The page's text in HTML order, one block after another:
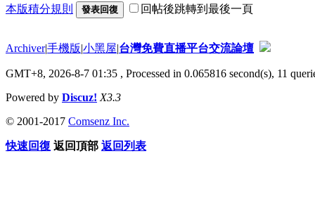
本版積分規則 發表回復 回帖後跳轉到最後一頁
Archiver|手機版|小黑屋|台灣免費直播平台交流論壇
GMT+8, 2026-8-7 01:35 , Processed in 0.065816 second(s), 11
Powered by Discuz! X3.3
© 2001-2017 Comsenz Inc.
快速回復 返回頂部 返回列表